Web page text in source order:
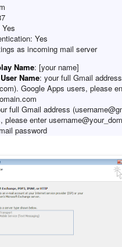
Yes
as incoming mail server
Name: [your name]
Name: your full Gmail address
Google Apps users, please
full Gmail address
please enter
password